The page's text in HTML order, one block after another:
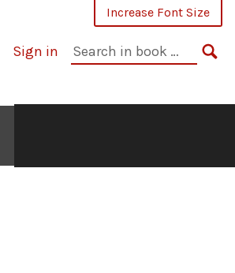
Increase Font Size
Sign in
Search
in